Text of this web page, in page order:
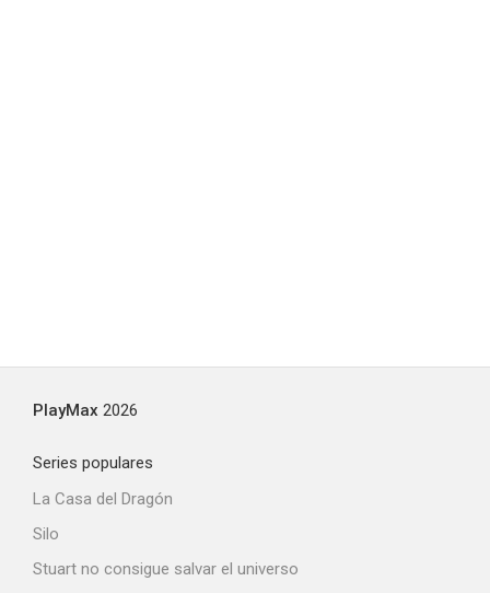
PlayMax 2026
Series populares
La Casa del Dragón
Silo
Stuart no consigue salvar el universo